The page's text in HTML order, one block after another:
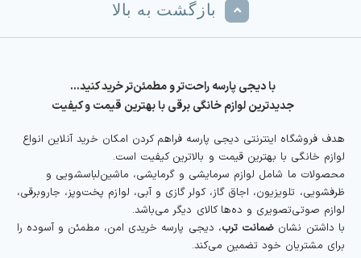
بازگشت به بالا
با دیجی پارسه راحت‌تر و مطمئن‌تر خرید کنید…
جدیدترین لوازم خانگی برقی با بهترین قیمت و کیفیت
هدف فروشگاه اینترنتی دیجی پارسه فراهم کردن امکان خرید آنلاین انواع
لوازم خانگی با بهترین قیمت و بالاترین کیفیت است.
محصولات ما شامل لوازم سرمایشی و گرمایشی، ماشین‌لباسشویی و
ظرفشویی، تلویزیون، اجاق گاز، کولر گازی و آبی، لوازم پخت‌وپز، جاروبرقی،
لوازم صوتی‌تصویری و ده‌ها کالای دیگر می‌باشد.
با داشتن نشان ضمانت ترب، دیجی پارسه خریدی امن، مطمئن و آسوده را
برای مشتریان خود تضمین می‌کند.